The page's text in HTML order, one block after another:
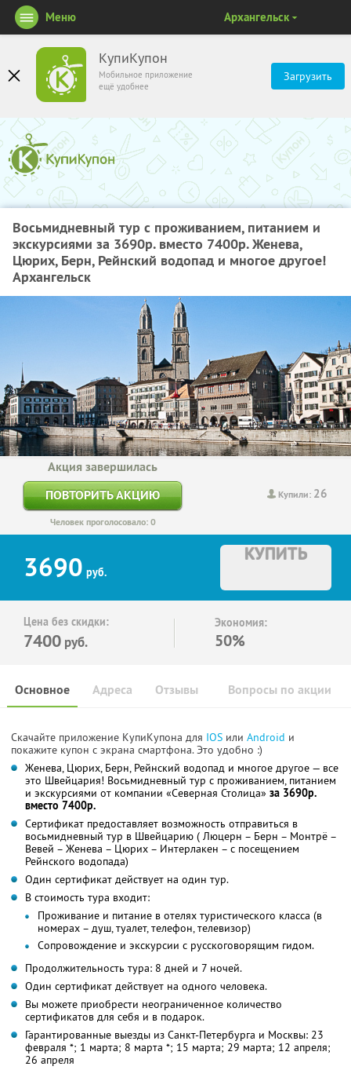
КупиКупон
Мобильное приложение
ещё удобнее
Загрузить
Меню Архангельск
Восьмидневный тур с проживанием, питанием и
экскурсиями за 3690р. вместо 7400р. Женева,
Цюрих, Берн, Рейнский водопад и многое другое!
Архангельск
Купили: 26
Акция завершилась
ПОВТОРИТЬ АКЦИЮ
Человек проголосовало: 0
3690 руб.
КУПИТЬ
Цена без скидки:
7400 руб.
Экономия:
50%
Основное Отзывы Вопросы по акции
Адреса
Скачайте приложение КупиКупона для IOS или Android и
покажите купон с экрана смартфона. Это удобно :)
Женева, Цюрих, Берн, Рейнский водопад и многое другое — все
это Швейцария! Восьмидневный тур с проживанием, питанием
и экскурсиями от компании «Северная Столица» за 3690р.
вместо 7400р.
Сертификат предоставляет возможность отправиться в
восьмидневный тур в Швейцарию ( Люцерн – Берн – Монтрё –
Вевей – Женева – Цюрих – Интерлакен – с посещением
Рейнского водопада)
Один сертификат действует на один тур.
В стоимость тура входит:
Проживание и питание в отелях туристического класса (в
номерах – душ, туалет, телефон, телевизор)
Сопровождение и экскурсии с русскоговорящим гидом.
Продолжительность тура: 8 дней и 7 ночей.
Один сертификат действует на одного человека.
Вы можете приобрести неограниченное количество
сертификатов для себя и в подарок.
Гарантированные выезды из Санкт-Петербурга и Москвы: 23
февраля *; 1 марта; 8 марта *; 15 марта; 29 марта; 12 апреля;
26 апреля